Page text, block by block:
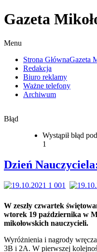
Gazeta
Menu
Strona GłównaGazeta
Redakcja
Biuro reklamy
Ważne telefony
Archiwum
Błąd
Wystąpił błąd
1
Dzień
W zeszły czwartek
wtorek 19 października w
mikołowskich nauczycieli.
Wyróżnienia i nagrody
3B i 2A. W pierwszej